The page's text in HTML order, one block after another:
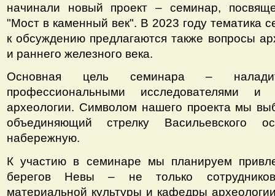
начинали новый проект – семинар,
"Мост в каменный век". В 2023 году тематика
к обсуждению предлагаются также вопросы
и раннего железного века.
Основная цель семинара –
профессиональными исследователями и
археологии. Символом нашего проекта мы
объединяющий стрелку Васильевского
набережную.
К участию в семинаре мы планируем
берегов Невы – не только
материальной культуры и кафедры